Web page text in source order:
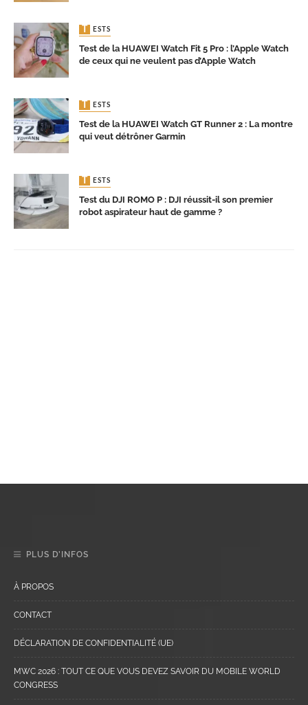
TESTS
Test de la HUAWEI Watch Fit 5 Pro : l’Apple Watch
de ceux qui ne veulent pas d’Apple Watch
TESTS
Test de la HUAWEI Watch GT Runner 2 : La montre
qui veut détrôner Garmin
TESTS
Test du DJI ROMO P : DJI réussit-il son premier
robot aspirateur haut de gamme ?
PLUS D’INFOS
À PROPOS
CONTACT
DÉCLARATION DE CONFIDENTIALITÉ (UE)
MWC 2026 : TOUT CE QUE VOUS DEVEZ SAVOIR DU MOBILE WORLD
CONGRESS